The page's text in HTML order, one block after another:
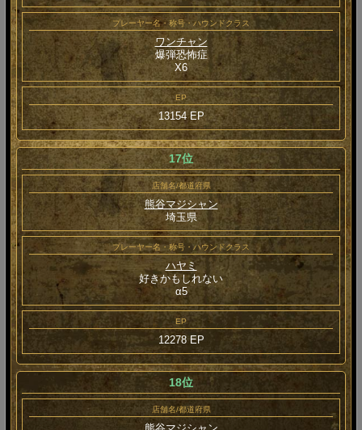
プレーヤー名・称号・ハウンドクラス
ワンチャン
爆弾恐怖症
Χ6
EP
13154 EP
17位
店舗名/都道府県
熊谷マジシャン
埼玉県
プレーヤー名・称号・ハウンドクラス
ハヤミ
好きかもしれない
α5
EP
12278 EP
18位
店舗名/都道府県